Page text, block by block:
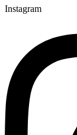
Instagram